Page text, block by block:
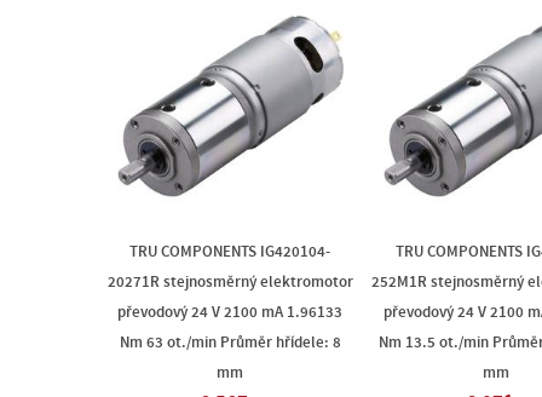
TRU COMPONENTS IG420104-
20271R stejnosměrný elektromotor
převodový 24 V 2100 mA 1.96133
Nm 63 ot./min Průměr hřídele: 8
mm
TRU COMPONENTS
252M1R stejnosměrný
převodový 24 V 2100
Nm 13.5 ot./min
mm